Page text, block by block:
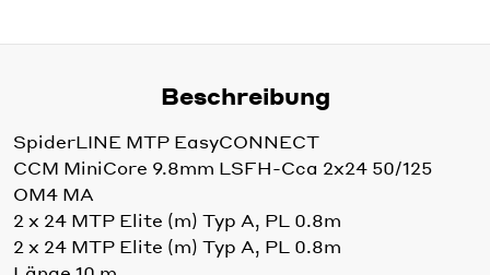
Beschreibung
SpiderLINE MTP EasyCONNECT
CCM MiniCore 9.8mm LSFH-Cca 2x24 50/125
OM4 MA
2 x 24 MTP Elite (m) Typ A, PL 0.8m
2 x 24 MTP Elite (m) Typ A, PL 0.8m